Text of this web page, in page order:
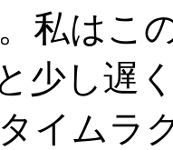
私はこ
少し遅
イムラ